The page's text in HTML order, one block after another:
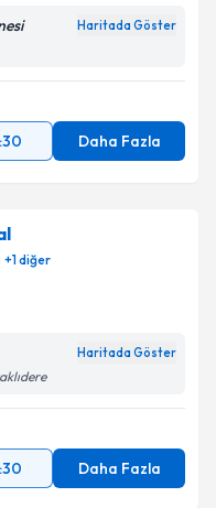
Haritada Göster
Daha Fazla
+1diğer
Haritada Göster
Daha Fazla